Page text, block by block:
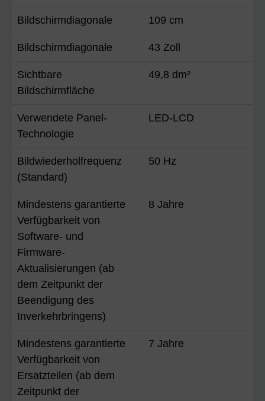
Bildschirmdiagonale 109 cm
Bildschirmdiagonale 43 Zoll
Sichtbare
Bildschirmfläche
49,8 dm²
Verwendete Panel-
Technologie
LED-LCD
Bildwiederholfrequenz
(Standard)
50 Hz
Mindestens garantierte
Verfügbarkeit von
Software- und
Firmware-
Aktualisierungen (ab
dem Zeitpunkt der
Beendigung des
Inverkehrbringens)
8 Jahre
Mindestens garantierte
Verfügbarkeit von
Ersatzteilen (ab dem
Zeitpunkt der
7 Jahre